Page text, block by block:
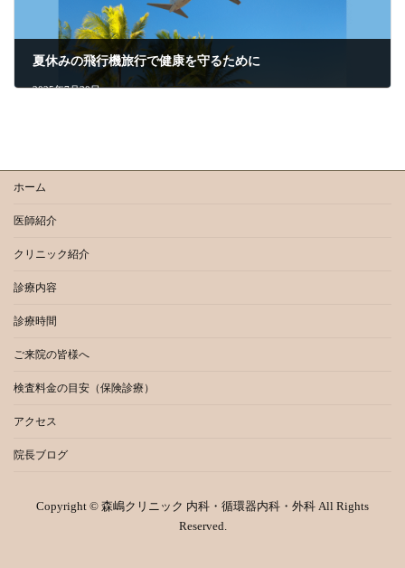
夏休みの飛行機旅行で健康を守るために
2025年7月30日
ホーム
医師紹介
クリニック紹介
診療内容
診療時間
ご来院の皆様へ
検査料金の目安（保険診療）
アクセス
院長ブログ
Copyright © 森嶋クリニック 内科・循環器内科・外科 All Rights
Reserved.